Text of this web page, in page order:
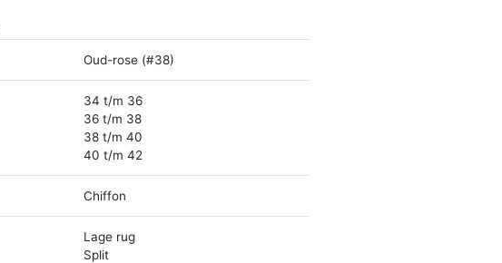
Oud-rose (#38)
34 t/m 36
36 t/m 38
38 t/m 40
40 t/m 42
Chiffon
Lage rug
Split